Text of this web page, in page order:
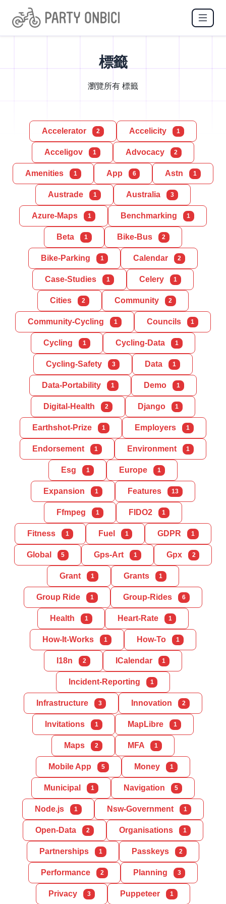
標籤
瀏覽所有 標籤
Accelerator 2 Accelicity 1
Acceligov 1 Advocacy 2
Amenities 1 App 6 Astn 1
Austrade 1 Australia 3
Azure-Maps 1 Benchmarking 1
Beta 1 Bike-Bus 2
Bike-Parking 1 Calendar 2
Case-Studies 1 Celery 1
Cities 2 Community 2
Community-Cycling 1 Councils 1
Cycling 1 Cycling-Data 1
Cycling-Safety 3 Data 1
Data-Portability 1 Demo 1
Digital-Health 2 Django 1
Earthshot-Prize 1 Employers 1
Endorsement 1 Environment 1
Esg 1 Europe 1
Expansion 1 Features 13
Ffmpeg 1 FIDO2 1
Fitness 1 Fuel 1 GDPR 1
Global 5 Gps-Art 1 Gpx 2
Grant 1 Grants 1
Group Ride 1 Group-Rides 6
Health 1 Heart-Rate 1
How-It-Works 1 How-To 1
I18n 2 ICalendar 1
Incident-Reporting 1
Infrastructure 3 Innovation 2
Invitations 1 MapLibre 1
Maps 2 MFA 1
Mobile App 5 Money 1
Municipal 1 Navigation 5
Node.js 1 Nsw-Government 1
Open-Data 2 Organisations 1
Partnerships 1 Passkeys 2
Performance 2 Planning 3
Privacy 3 Puppeteer 1